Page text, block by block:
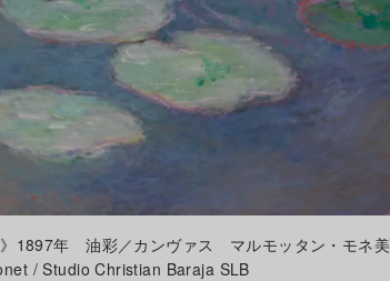
》1897年 油彩／カンヴァス マルモッタン・モネ美
/ Studio Christian Baraja SLB